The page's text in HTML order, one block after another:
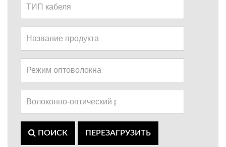
ПОИСК ПЕРЕЗАГРУЗИТЬ